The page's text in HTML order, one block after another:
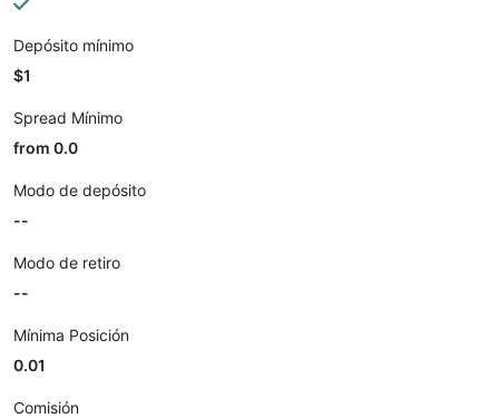
Depósito mínimo
$1
Spread Mínimo
from 0.0
Modo de depósito
--
Modo de retiro
--
Mínima Posición
0.01
Comisión